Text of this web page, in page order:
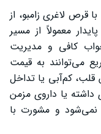
لاغری زامبو، از
معمولاً از مسیر
کافی و مدیریت
می‌توانند به قیمت
کم‌آبی یا تداخل
داشته یا داروی مزمن
و مشورت با